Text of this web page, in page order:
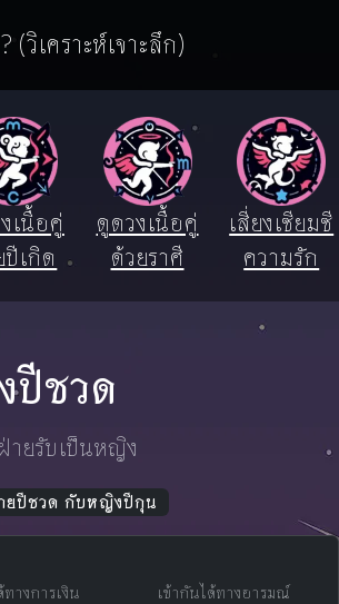
เคราะห์เจาะลึก)
เนื้อคู่
เกิด
ดูดวงเนื้อคู่
ด้วยราศี
เสี่ยงเซียมซี
ความรัก
ปีชวด
ายรับเป็นหญิง
ยปีชวด กับหญิงปีกุน
ทางการเงิน เข้ากันได้ทางอารมณ์